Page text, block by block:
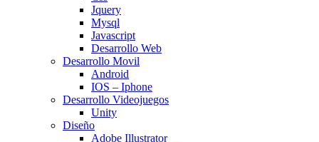
Jquery
Mysql
Javascript
Desarrollo Web
Desarrollo Movil
Android
IOS – Iphone
Desarrollo Videojuegos
Unity
Diseño
Adobe Illustrator